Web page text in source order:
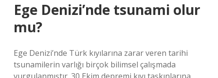
Ege Denizi’nde tsunami olur
mu?
Ege Denizi’nde Türk kıyılarına zarar veren tarihi
tsunamilerin varlığı birçok bilimsel çalışmada